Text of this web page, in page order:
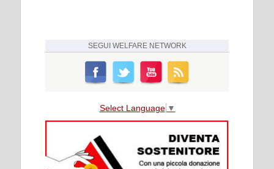
SEGUI WELFARE NETWORK
Select Language ▼